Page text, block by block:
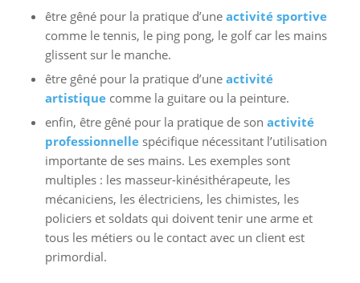
comme le tennis, le ping pong, le golf car les mains
glissent sur le manche.
être gêné pour la pratique d’une
artistiquecomme la guitare ou la peinture.
enfin, être gêné pour la pratique de sonactivité
professionnellespécifique nécessitant l’utilisation
importante de ses mains. Les exemples sont
multiples : les masseur-kinésithérapeute, les
mécaniciens, les électriciens, les chimistes, les
policiers et soldats qui doivent tenir une arme et
tous les métiers ou le contact avec un client est
primordial.